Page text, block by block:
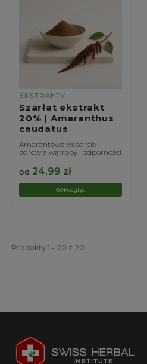
EKSTRAKTY
Szarłat ekstrakt
20% | Amaranthus
caudatus
Amarantowe wsparcie
zdrowia wątroby i odporności
od 24,99 zł
Podgląd
Produkty 1 - 20 z 20